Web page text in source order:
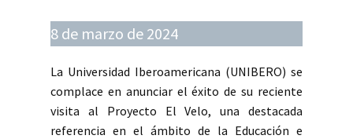
8 de marzo de 2024
La Universidad Iberoamericana (UNIBERO) se
complace en anunciar el éxito de su reciente
visita al Proyecto El Velo, una destacada
referencia en el ámbito de la Educación e